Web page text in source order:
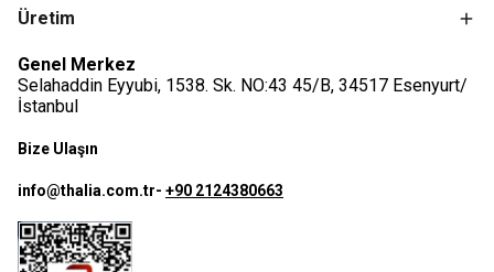
Üretim
Genel Merkez
Selahaddin Eyyubi, 1538. Sk. NO:43 45/B, 34517 Esenyurt/
İstanbul
Bize Ulaşın
info@thalia.com.tr- +90 2124380663